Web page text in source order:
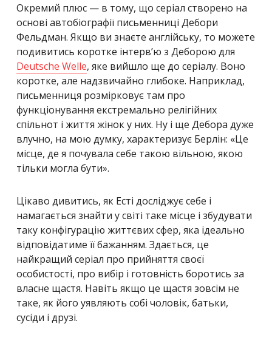
Окремий плюс — в тому, що серіал створено на
основі автобіографії письменниці Дебори
Фельдман. Якщо ви знаєте англійську, то можете
подивитись коротке інтерв’ю з Деборою для
Deutsche Welle, яке вийшло ще до серіалу. Воно
коротке, але надзвичайно глибоке. Наприклад,
письменниця розмірковує там про
функціонування екстремально релігійних
спільнот і життя жінок у них. Ну і ще Дебора дуже
влучно, на мою думку, характеризує Берлін: «Це
місце, де я почувала себе такою вільною, якою
тільки могла бути».
Цікаво дивитись, як Есті досліджує себе і
намагається знайти у світі таке місце і збудувати
таку конфігурацію життєвих сфер, яка ідеально
відповідатиме її бажанням. Здається, це
найкращий серіал про прийняття своєї
особистості, про вибір і готовність боротись за
власне щастя. Навіть якщо це щастя зовсім не
таке, як його уявляють собі чоловік, батьки,
сусіди і друзі.